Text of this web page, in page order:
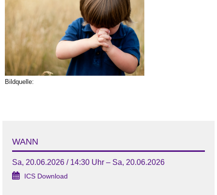
Bildquelle:
WANN
Sa, 20.06.2026 / 14:30 Uhr – Sa, 20.06.2026
ICS Download